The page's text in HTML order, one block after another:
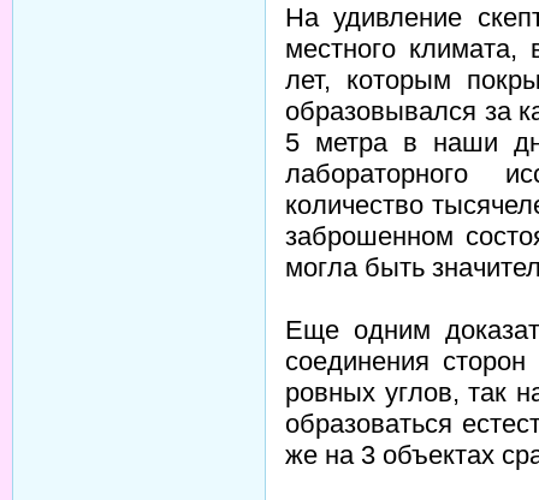
На удивление
местного климата,
лет, которым
образовывался за
5 метра в наши
лабораторного
количество
заброшенном
могла быть
Еще одним
соединения
ровных углов, так
образоваться
же на 3 объектах